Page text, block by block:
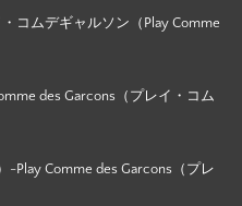
コムデギャルソン（Play Comme
des Garcons（プレイ・コム
Play Comme des Garcons（プレ